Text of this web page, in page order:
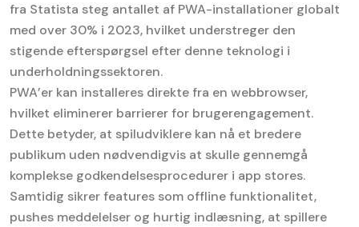
fra Statista steg antallet af PWA-installationer globalt
med over 30% i 2023, hvilket understreger den
stigende efterspørgsel efter denne teknologi i
underholdningssektoren.
PWA’er kan installeres direkte fra en webbrowser,
hvilket eliminerer barrierer for brugerengagement.
Dette betyder, at spiludviklere kan nå et bredere
publikum uden nødvendigvis at skulle gennemgå
komplekse godkendelsesprocedurer i app stores.
Samtidig sikrer features som offline funktionalitet,
pushes meddelelser og hurtig indlæsning, at spillere